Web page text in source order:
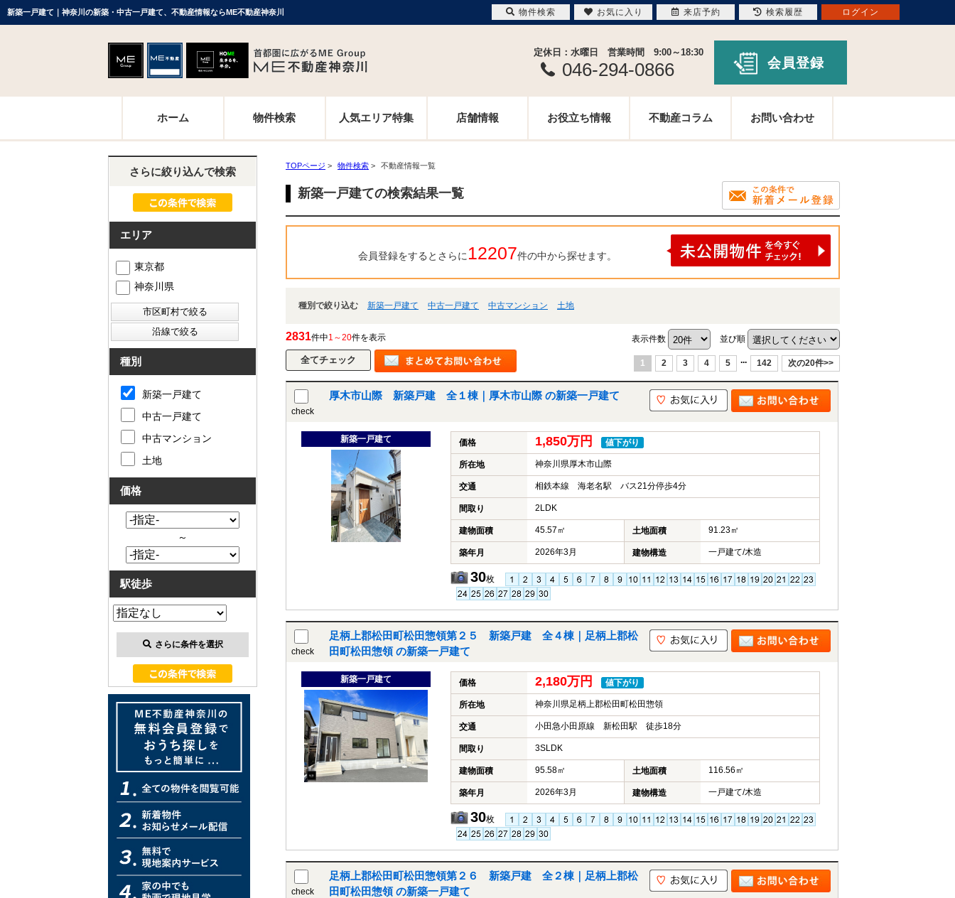
新築一戸建て｜神奈川の新築・中古一戸建て、不動産情報ならME不動産神奈川
定休日：水曜日 営業時間 9:00～18:30
046-294-0866 会員登録
ホーム 物件検索 人気エリア特集 店舗情報 お役立ち情報 不動産コラム お問い合わせ
TOPページ > 物件検索 > 不動産情報一覧
新築一戸建ての検索結果一覧
会員登録をするとさらに 12207件の中から探せます。
種別で絞り込む 新築一戸建て 中古一戸建て 中古マンション 土地
2831件中1～20件を表示 表示件数 並び順
1 2 3 4 5 ... 142 次の20件>>
check
厚木市山際 新築戸建 全１棟｜厚木市山際 の新築一戸建て
新築一戸建て 価格 1,850万円 値下がり
所在地 神奈川県厚木市山際
交通 相鉄本線 海老名駅 バス21分停歩4分
間取り 2LDK
建物面積 45.57㎡ 土地面積 91.23㎡
築年月 2026年3月 建物構造 一戸建て/木造
30枚
check
足柄上郡松田町松田惣領第２５ 新築戸建 全４棟｜足柄上郡松
田町松田惣領 の新築一戸建て
新築一戸建て 価格 2,180万円 値下がり
所在地 神奈川県足柄上郡松田町松田惣領
交通 小田急小田原線 新松田駅 徒歩18分
間取り 3SLDK
建物面積 95.58㎡ 土地面積 116.56㎡
築年月 2026年3月 建物構造 一戸建て/木造
30枚
check
足柄上郡松田町松田惣領第２６ 新築戸建 全２棟｜足柄上郡松
田町松田惣領 の新築一戸建て
さらに絞り込んで検索
エリア
東京都
神奈川県
種別
新築一戸建て
中古一戸建て
中古マンション
土地
価格
～
駅徒歩
さらに条件を選択
物件検索 お気に入り 来店予約 検索履歴 ログイン